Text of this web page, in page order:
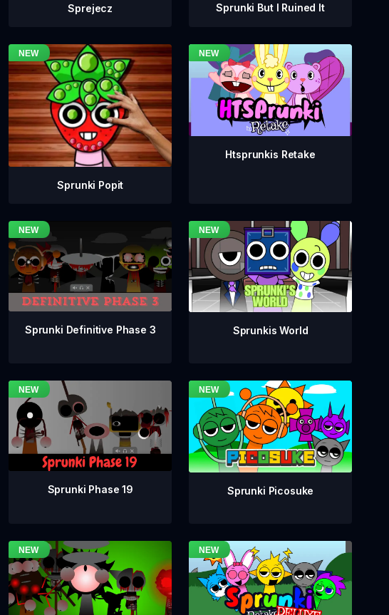
Sprejecz Sprunki But I Ruined It
Sprunki Popit
Htsprunkis Retake
Sprunki Definitive Phase 3 Sprunkis World
Sprunki Phase 19 Sprunki Picosuke